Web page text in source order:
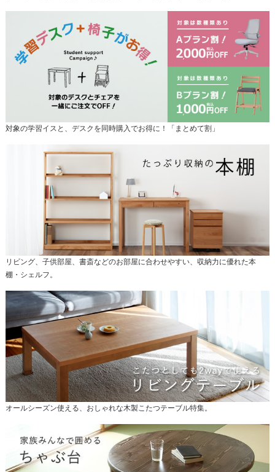
対象の学習イスと、デスクを同時購入でお得に！「まとめて割」
リビング、子供部屋、書斎などのお部屋に合わせやすい、収納力に優れた本
棚・シェルフ。
オールシーズン使える、おしゃれな木製こたつテーブル特集。